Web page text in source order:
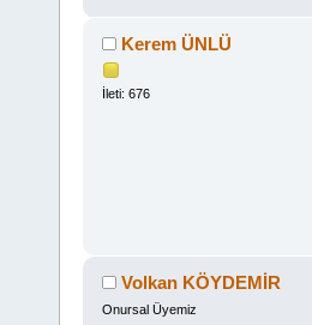
Kerem ÜNLÜ
İleti: 676
Volkan KÖYDEMİR
Onursal Üyemiz